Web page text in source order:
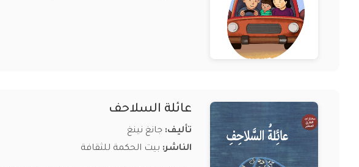
عائلة السلاحف
تأليف: جانغ نينغ
الناشر: بيت الحكمة للثقافة